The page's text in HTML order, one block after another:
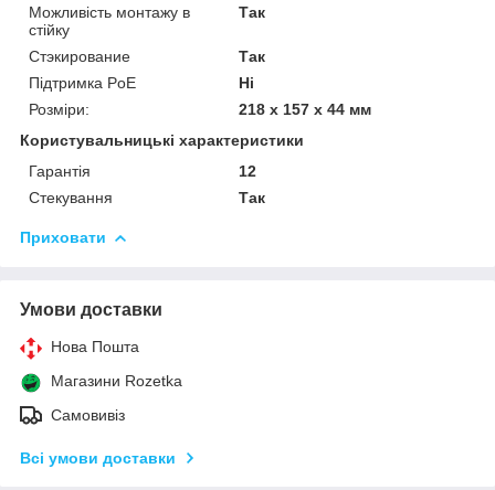
Можливість монтажу в
стійку
Так
Стэкирование
Так
Підтримка PoE
Ні
Розміри:
218 x 157 x 44 мм
Користувальницькі характеристики
Гарантія
12
Стекування
Так
Приховати
Умови доставки
Нова Пошта
Магазини Rozetka
Самовивіз
Всі умови доставки